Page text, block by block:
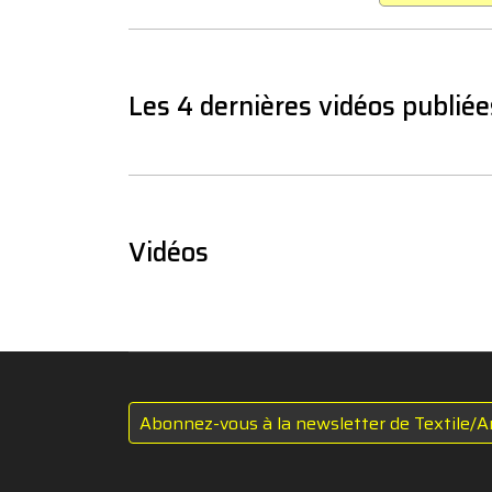
Les 4 dernières vidéos
Vidéos
Abonnez-vous à la newsletter de Textile/